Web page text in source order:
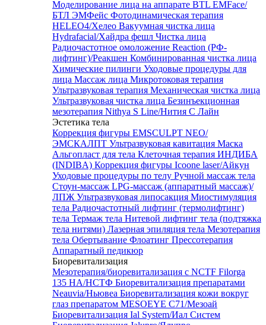
Моделирование лица на аппарате BTL EMFace/
БТЛ ЭМФейс Фотодинамическая терапия
HELEO4/Хелео Вакуумная чистка лица
Hydrafacial/Хайдра фешл Чистка лица
Радиочастотное омоложение Reaction (РФ-
лифтинг)/Реакшен Комбинированная чистка лица
Химические пилинги Уходовые процедуры для
лица Массаж лица Микротоковая терапия
Ультразвуковая терапия Механическая чистка лица
Ультразвуковая чистка лица Безинъекционная
мезотерапия Nithya S Line/Нития С Лайн
Эстетика тела
Коррекция фигуры EMSCULPT NEO/
ЭМСКАЛПТ Ультразвуковая кавитация Маска
Альгопласт для тела Клеточная терапия ИНДИБА
(INDIBA) Коррекция фигуры Icoone laser/Айкун
Уходовые процедуры по телу Ручной массаж тела
Стоун-массаж LPG-массаж (аппаратный массаж)/
ЛПЖ Ультразвуковая липосакция Миостимуляция
тела Радиочастотный лифтинг (термолифтинг)
тела Термаж тела Нитевой лифтинг тела (подтяжка
тела нитями) Лазерная эпиляция тела Мезотерапия
тела Обертывание Флоатинг Прессотерапия
Аппаратный педикюр
Биоревитализация
Мезотерапия/биоревитализация с NCTF Filorga
135 HA/НСТФ Биоревитализация препаратами
Neauvia/Ньювеа Биоревитализация кожи вокруг
глаз препаратом MESOEYE C71/Мезоай
Биоревитализация Ial System/Иал Систем